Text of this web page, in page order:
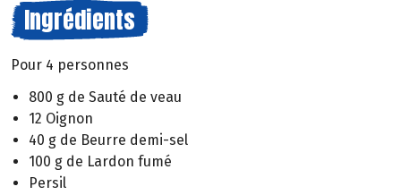
Ingrédients
Pour 4 personnes
800 g de Sauté de veau
12 Oignon
40 g de Beurre demi-sel
100 g de Lardon fumé
Persil